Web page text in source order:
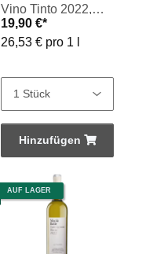
Vino Tinto 2022,
0,75-l-Flasche
19,90 €*
26,53 € pro 1 l
Hinzufügen
AUF LAGER